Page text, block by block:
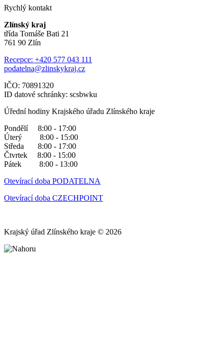
Rychlý kontakt
Zlínský kraj
třída Tomáše Bati 21
761 90 Zlín
Recepce: +420 577 043 111
podatelna@zlinskykraj.cz
IČO: 70891320
ID datové schránky: scsbwku
Úřední hodiny Krajského úřadu Zlínského kraje
Pondělí 8:00 - 17:00
Úterý 8:00 - 15:00
Středa 8:00 - 17:00
Čtvrtek 8:00 - 15:00
Pátek 8:00 - 13:00
Otevírací doba PODATELNA
Otevírací doba CZECHPOINT
Krajský úřad Zlínského kraje © 2026